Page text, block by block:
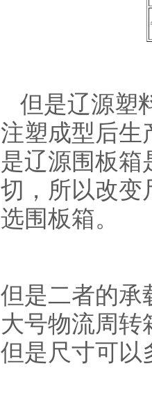
但是辽源塑
注塑成型后生
是辽源围板箱
切，所以改变
选围板箱。
但是二者的承
大号物流周转
但是尺寸可以